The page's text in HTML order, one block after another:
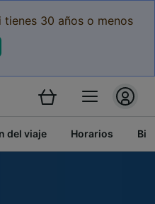
tienes 30 años o menos
del viaje Horarios